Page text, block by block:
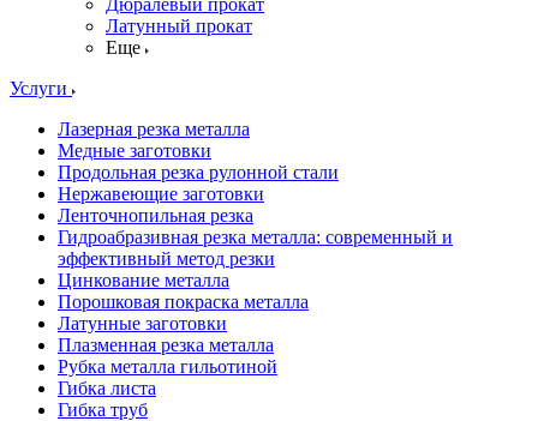
Дюралевый прокат
Латунный прокат
Еще
Услуги
Лазерная резка металла
Медные заготовки
Продольная резка рулонной стали
Нержавеющие заготовки
Ленточнопильная резка
Гидроабразивная резка металла: современный и
эффективный метод резки
Цинкование металла
Порошковая покраска металла
Латунные заготовки
Плазменная резка металла
Рубка металла гильотиной
Гибка листа
Гибка труб